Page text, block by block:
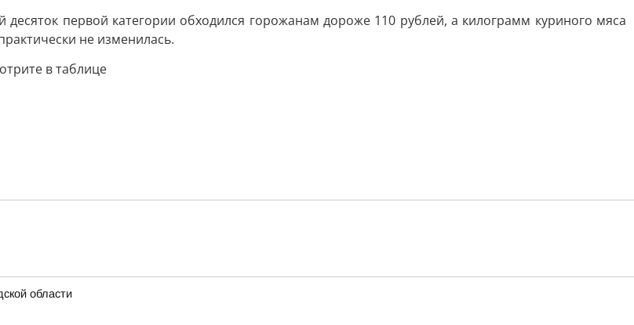
первой категории обходился горожанам дороже 110 рублей, а килограмм куриного мяса
не изменилась.
в таблице
области